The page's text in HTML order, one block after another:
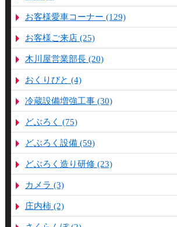
お客様愛車コーナー (129)
お客様ご来店 (25)
木川屋営業部長 (20)
おくりびと (4)
冷蔵設備増強工事 (30)
どぶろく (75)
どぶろく設備 (59)
どぶろく造り研修 (23)
カメラ (3)
庄内柿 (2)